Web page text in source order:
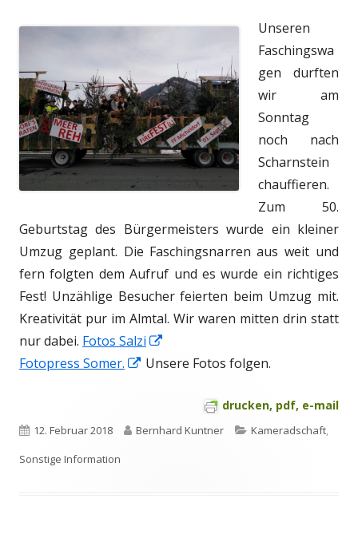
Unseren
Faschingswa
gen durften
wir am
Sonntag
noch nach
Scharnstein
chauffieren.
Zum 50.
Geburtstag des Bürgermeisters wurde ein kleiner
Umzug geplant. Die Faschingsnarren aus weit und
fern folgten dem Aufruf und es wurde ein richtiges
Fest! Unzählige Besucher feierten beim Umzug mit.
Kreativität pur im Almtal. Wir waren mitten drin statt
nur dabei. Fotos Salzi
neuem
Fotopress Somer.
In
öffnen
Unsere Fotos folgen.
drucken, pdf, e-mail
Veröffentlicht
am
12. Februar 2018 Autor
Bernhard Kuntner Kategorien
Kameradschaft,
Sonstige Information